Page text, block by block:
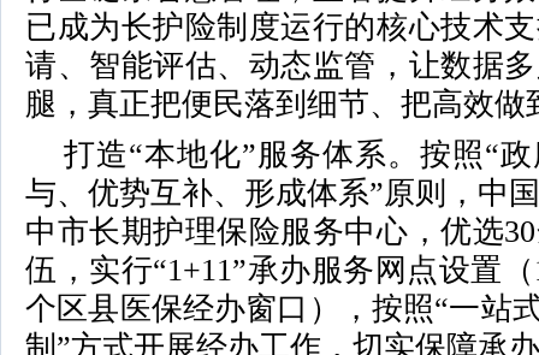
已成为长护险制度运行的核心技术
请、智能评估、动态监管，让数据
腿，真正把便民落到细节、把高效做
打造“本地化”服务体系。按照“
与、优势互补、形成体系”原则，中
中市长期护理保险服务中心，优选
伍，实行“1+11”承办服务网点设置
个区县医保经办窗口），按照“一站
制”方式开展经办工作，切实保障承